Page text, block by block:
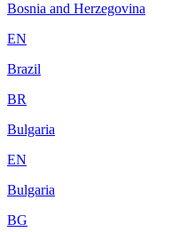
Bosnia and Herzegovina
EN
Brazil
BR
Bulgaria
EN
Bulgaria
BG